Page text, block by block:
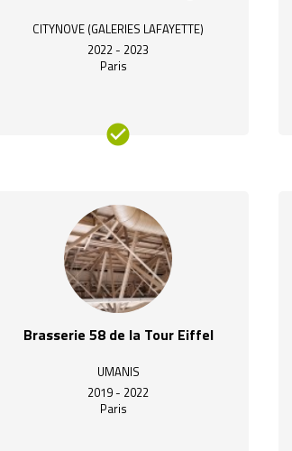
CITYNOVE (GALERIES LAFAYETTE)
2022 - 2023
Paris
Brasserie 58 de la Tour Eiffel
UMANIS
2019 - 2022
Paris